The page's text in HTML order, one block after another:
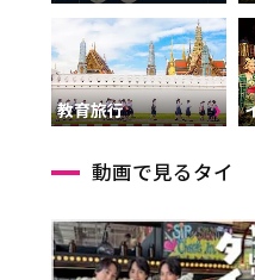
教育旅行
動画で見るタイ